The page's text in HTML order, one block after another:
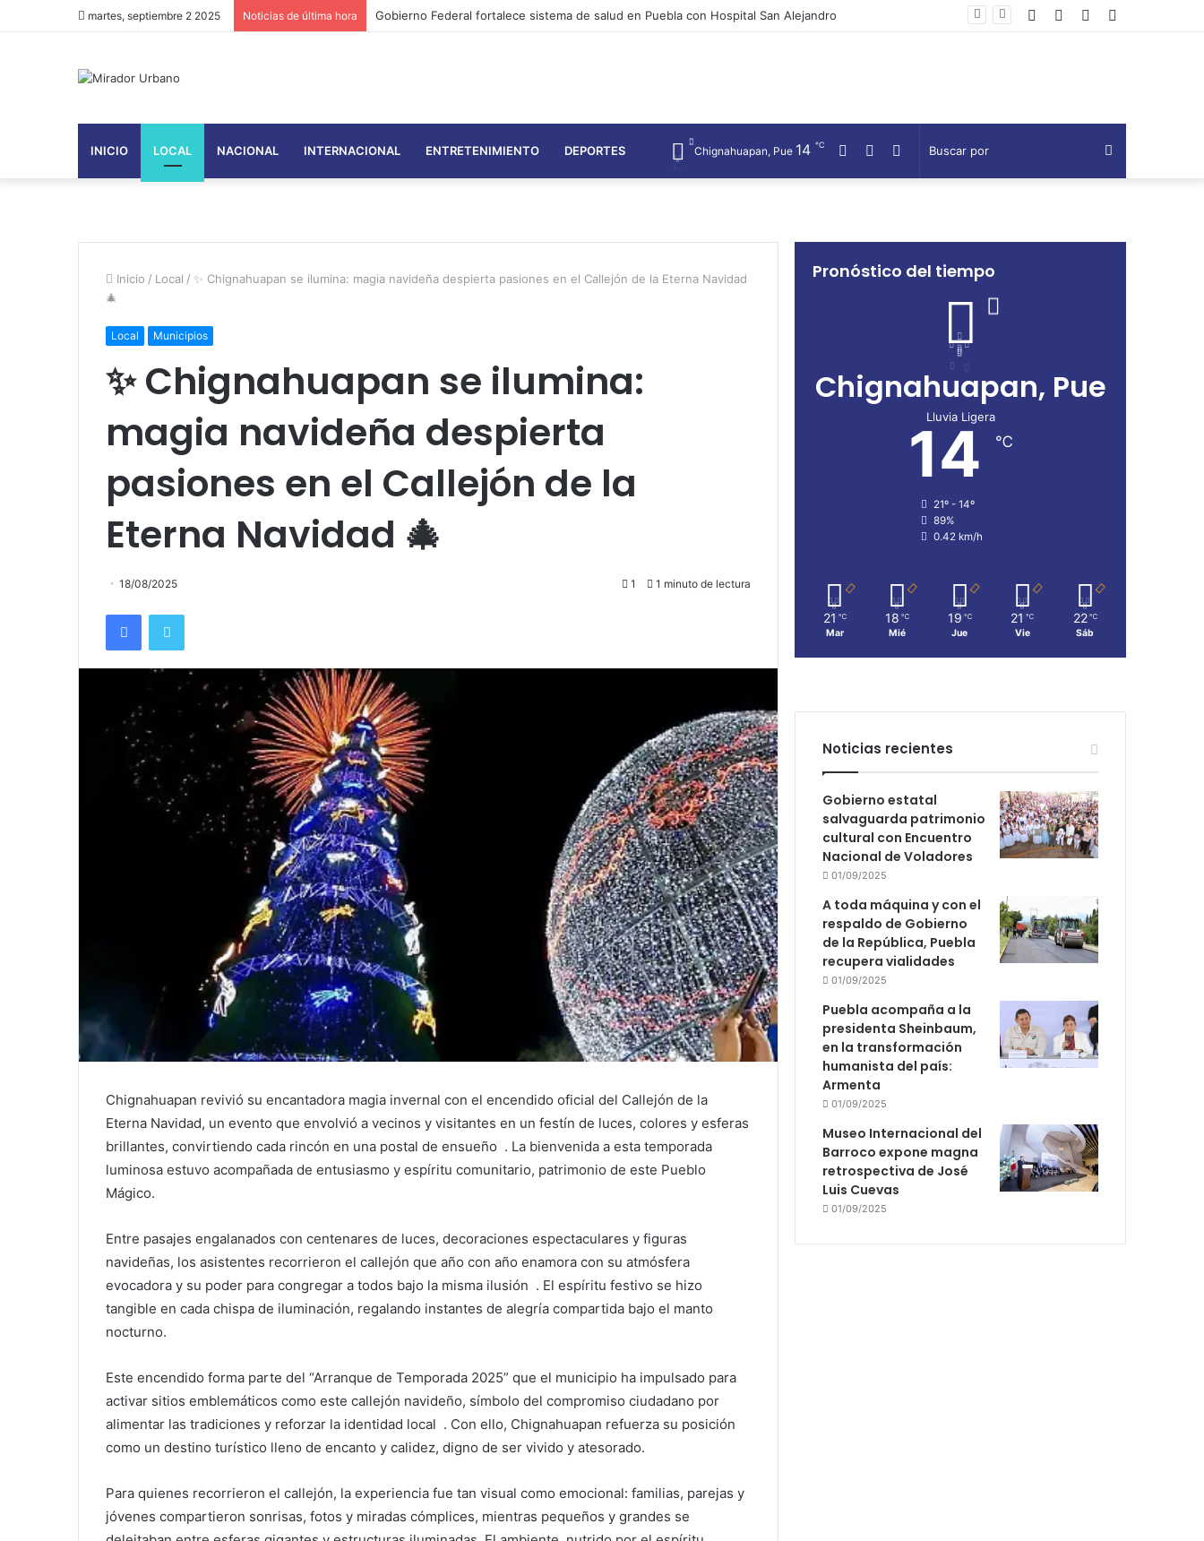
martes, septiembre 2 2025 Noticias de última hora Gobierno estatal salvaguarda patrimonio cultural con Encuentro Nacional de Voladores Telegram
Twitter
Facebook
INICIO LOCAL NACIONAL INTERNACIONAL ENTRETENIMIENTO DEPORTES Buscar
Telegram
Twitter
Facebook
Chignahuapan, Pue 14 ℃
Inicio / Local / ✨ Chignahuapan se ilumina: magia navideña despierta pasiones en el Callejón de la Eterna Navidad
🎄
Local Municipios
✨ Chignahuapan se ilumina:
magia navideña despierta
pasiones en el Callejón de la
Eterna Navidad 🎄
18/08/2025 1 1 minuto de lectura
FacebookTwitter
Chignahuapan revivió su encantadora magia invernal con el encendido oficial del Callejón de la
Eterna Navidad, un evento que envolvió a vecinos y visitantes en un festín de luces, colores y esferas
brillantes, convirtiendo cada rincón en una postal de ensueño . La bienvenida a esta temporada
luminosa estuvo acompañada de entusiasmo y espíritu comunitario, patrimonio de este Pueblo
Mágico.
Entre pasajes engalanados con centenares de luces, decoraciones espectaculares y figuras
navideñas, los asistentes recorrieron el callejón que año con año enamora con su atmósfera
evocadora y su poder para congregar a todos bajo la misma ilusión . El espíritu festivo se hizo
tangible en cada chispa de iluminación, regalando instantes de alegría compartida bajo el manto
nocturno.
Este encendido forma parte del “Arranque de Temporada 2025” que el municipio ha impulsado para
activar sitios emblemáticos como este callejón navideño, símbolo del compromiso ciudadano por
alimentar las tradiciones y reforzar la identidad local . Con ello, Chignahuapan refuerza su posición
como un destino turístico lleno de encanto y calidez, digno de ser vivido y atesorado.
Para quienes recorrieron el callejón, la experiencia fue tan visual como emocional: familias, parejas y
jóvenes compartieron sonrisas, fotos y miradas cómplices, mientras pequeños y grandes se
Pronóstico del tiempo
Chignahuapan, Pue
Lluvia Ligera
14 ℃
21º - 14º
89%
0.42 km/h
21 ℃
Mar
18 ℃
Mié
19 ℃
Jue
21 ℃
Vie
22 ℃
Sáb
Noticias recientes
Gobierno estatal
salvaguarda patrimonio
cultural con Encuentro
Nacional de Voladores
01/09/2025
A toda máquina y con el
respaldo de Gobierno
de la República, Puebla
recupera vialidades
01/09/2025
Puebla acompaña a la
presidenta Sheinbaum,
en la transformación
humanista del país:
Armenta
01/09/2025
Museo Internacional del
Barroco expone magna
retrospectiva de José
Luis Cuevas
01/09/2025